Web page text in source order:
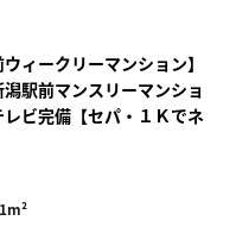
ィークリーマンション】
駅前マンスリーマンショ
ビ完備【セパ・１Ｋでネ